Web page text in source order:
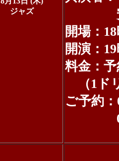
ジャズ
安藤
開場：
開演：
料金：予
（1ド
ご予約：
090-